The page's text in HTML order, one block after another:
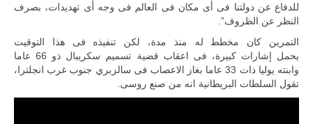
للدفاع عن دولتنا فى أى مكان فى العالم فى وجه أى تهديدات، بصرف
النظر عن الظروف”.
التمرين كان مخطط له منذ مدة، لكن تنفيذه فى هذا التوقيت
يحمل إشارات كبيرة، فى اعقاب قضية تسميم سكريبال ذو 66 عاما
وابنته يوليا ذات 33 عاما بغاز الاعصاب فى سالزبري جنوب غرب انجلترا،
تقول السلطات البريطانية انه من صنع روسى.